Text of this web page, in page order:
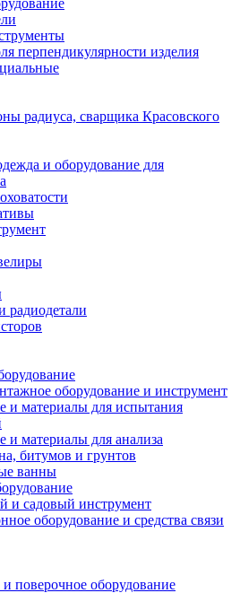
перпендикулярности изделия
радиуса, сварщика Красовского
и оборудование для
радиодетали
оборудование и инструмент
и материалы для испытания
и материалы для анализа
битумов и грунтов
ванны
и садовый инструмент
оборудование и средства связи
поверочное оборудование